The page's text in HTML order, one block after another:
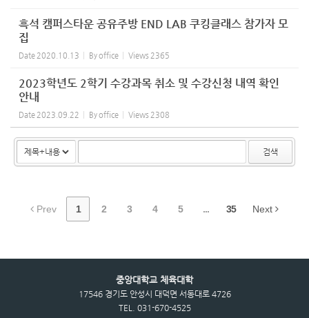
흑석 캠퍼스타운 공유주방 END LAB 쿠킹클래스 참가자 모
집
Date 2020.10.13 Byoffice Views 2365
2023학년도 2학기 수강과목 취소 및 수강신청 내역 확인
안내
Date 2023.09.22 Byoffice Views 2308
검색
Prev 1 2 3 4 5 ... 35 Next
중앙대학교 체육대학
17546 경기도 안성시 대덕면 서동대로 4726
TEL. 031-670-4525